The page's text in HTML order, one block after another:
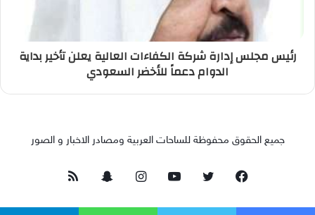
رئيس مجلس إدارة شركة الكفاءات العالية يعلن تأخير بداية
الدوام دعماً للأخضر السعودي
جميع الحقوق محفوظة للساحات العربية ومصادر الاخبار و الصور
فيسبوك تويتر يوتيوبانستقرامسناب
تشات
ملخص
الموقع